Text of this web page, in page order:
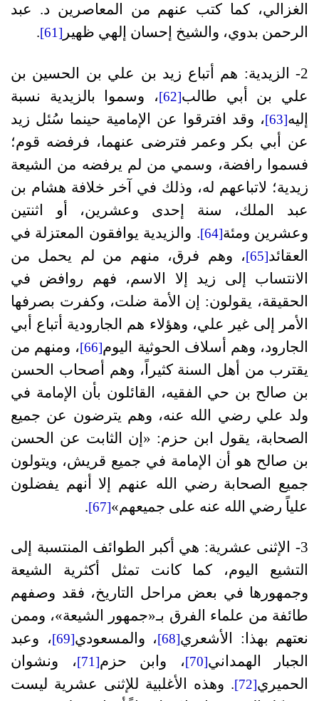
الغزالي، كما كتب عنهم من المعاصرين د. عبد
الرحمن بدوي، والشيخ إحسان إلهي ظهير [61]
.
2- الزيدية: هم أتباع زيد بن علي بن الحسين بن
علي بن أبي طالب[62]
، وسموا بالزيدية نسبة
إليه[63]
، وقد افترقوا عن الإمامية حينما سُئل زيد
عن أبي بكر وعمر فترضى عنهما، فرفضه قوم؛
فسموا رافضة، وسمي من لم يرفضه من الشيعة
زيدية؛ لاتباعهم له، وذلك في آخر خلافة هشام بن
عبد الملك، سنة إحدى وعشرين، أو اثنتين
وعشرين ومئة[64]
. والزيدية يوافقون المعتزلة في
العقائد[65]
، وهم فرق، منهم من لم يحمل من
الانتساب إلى زيد إلا الاسم، فهم روافض في
الحقيقة، يقولون: إن الأمة ضلت، وكفرت بصرفها
الأمر إلى غير علي، وهؤلاء هم الجارودية أتباع أبي
الجارود، وهم أسلاف الحوثية اليوم[66]
، ومنهم من
يقترب من أهل السنة كثيراً، وهم أصحاب الحسن
بن صالح بن حي الفقيه، القائلون بأن الإمامة في
ولد علي رضي الله عنه، وهم يترضون عن جميع
الصحابة، يقول ابن حزم: «إن الثابت عن الحسن
بن صالح هو أن الإمامة في جميع قريش، ويتولون
جميع الصحابة رضي الله عنهم إلا أنهم يفضلون
علياً رضي الله عنه على جميعهم»[67]
.
3- الإثنى عشرية:
هي أكبر الطوائف المنتسبة إلى
التشيع اليوم، كما كانت تمثل أكثرية الشيعة
وجمهورها في بعض مراحل التاريخ، فقد وصفهم
طائفة من علماء الفرق بـ«جمهور الشيعة»، وممن
نعتهم بهذا: الأشعري[68] ، والمسعودي[69]
، وعبد
الجبار الهمداني[70] ، وابن حزم[71]
، ونشوان
الحميري[72]
. وهذه الأغلبية للإثنى عشرية ليست